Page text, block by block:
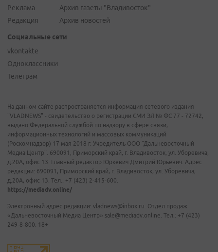
Реклама
Редакция
Архив газеты "Владивосток"
Архив новостей
Социальные сети
vkontakte
Одноклассники
Телеграм
На данном сайте распространяется информация сетевого издания
"VLADNEWS" - свидетельство о регистрации СМИ ЭЛ № ФС 77 - 72742,
выдано Федеральной службой по надзору в сфере связи,
информационных технологий и массовых коммуникаций
(Роскомнадзор) 17 мая 2018 г. Учредитель ООО "Дальневосточный
Медиа Центр". 690091, Приморский край, г. Владивосток, ул. Уборевича,
д.20А, офис 13. Главный редактор Юркевич Дмитрий Юрьевич. Адрес
редакции: 690091, Приморский край, г. Владивосток, ул. Уборевича,
д.20А, офис 13. Тел.: +7 (423) 2-415-600.
https://mediadv.online/
Электронный адрес редакции: vladnews@inbox.ru. Отдел продаж
«Дальневосточный Медиа Центр» sale@mediadv.online. Тел.: +7 (423)
249-8-800. 18+